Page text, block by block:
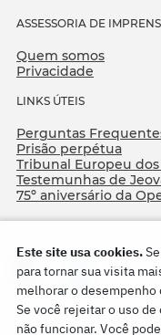
ASSESSORIA DE
Quem somos
Privacidade
LINKS ÚTEIS
Perguntas
Prisão perpétua
Tribunal Europeu
Testemunhas de
75º aniversário da
Este site usa cookies.
para tornar sua visita
melhorar o desempenho
Se você rejeitar o uso
não funcionar. Você